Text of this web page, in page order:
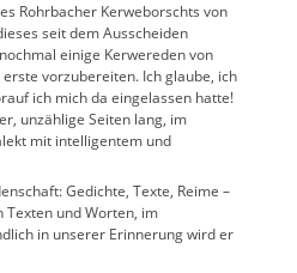
Rohrbacher Kerweborschts von
seit dem Ausscheiden
einige Kerwereden von
vorzubereiten. Ich glaube, ich
ich mich da eingelassen hatte!
unzählige Seiten lang, im
mit intelligentem und
Gedichte, Texte, Reime –
Texten und Worten, im
in unserer Erinnerung wird er